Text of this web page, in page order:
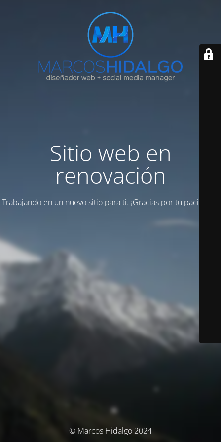
Sitio web en
renovación
Trabajando en un nuevo sitio para ti. ¡Gracias por tu paciencia!
© Marcos Hidalgo 2024